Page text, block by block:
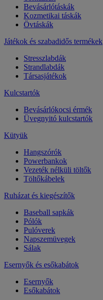
Bevásárlótáskák
Kozmetikai táskák
Övtáskák
Játékok és szabadidős termékek
Stresszlabdák
Strandlabdák
Társasjátékok
Kulcstartók
Bevásárlókocsi érmék
Üvegnyitó kulcstartók
Kütyük
Hangszórók
Powerbankok
Vezeték nélküli töltők
Töltőkábelek
Ruházat és kiegészítők
Baseball sapkák
Pólók
Pulóverek
Napszemüvegek
Sálak
Esernyők és esőkabátok
Esernyők
Esőkabátok